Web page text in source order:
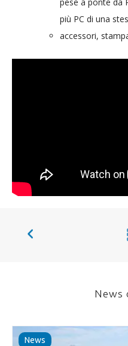
più PC di una
accessori,
News
News